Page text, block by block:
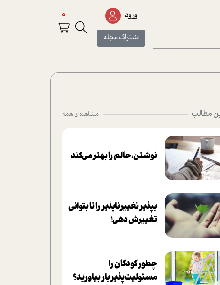
ورود
اشتراک مجله
0
مطالب مشاهده ی همه
نوشتن، حالم را بهتر می‌کند
بپذير تغييرناپذير را تا بتواني
تغييرش دهي!‏
چطور کودکان را
مسئولیت‌پذیر بار بیاورید؟